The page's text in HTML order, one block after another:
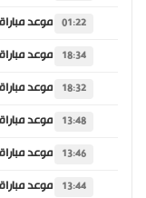
01:22
18:34
18:32
13:48
13:46
13:44